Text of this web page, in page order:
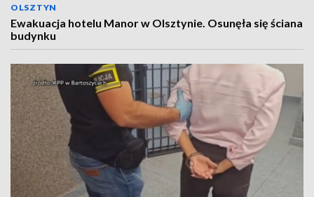
OLSZTYN
Ewakuacja hotelu Manor w Olsztynie. Osunęła się ściana
budynku